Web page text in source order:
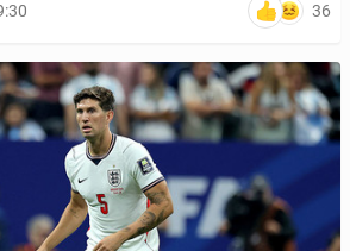
36